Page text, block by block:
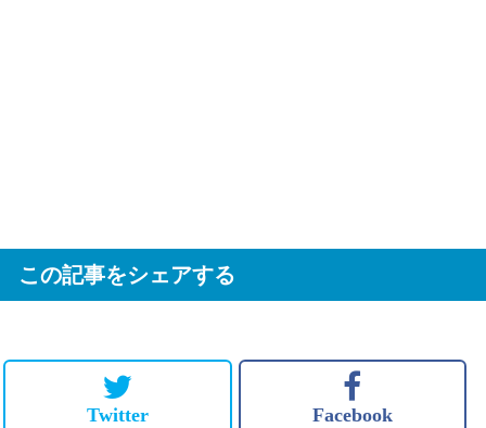
この記事をシェアする
Twitter Facebook